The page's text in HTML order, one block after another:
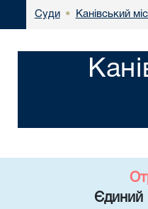
Суди • Канівський
Єдиний